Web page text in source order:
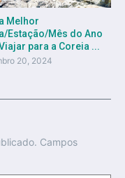
Melhor
Estação/Mês do Ano
para a Coreia ...
20, 2024
Campos